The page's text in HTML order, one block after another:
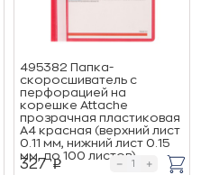
495382 Папка-
скоросшиватель с
перфорацией на
корешке Attache
прозрачная пластиковая
А4 красная (верхний лист
0.11 мм, нижний лист 0.15
мм, до 100 листов)
327p